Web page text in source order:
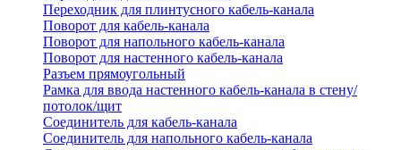
Переходник для плинтусного кабель-канала
Поворот для кабель-канала
Поворот для напольного кабель-канала
Поворот для настенного кабель-канала
Разъем прямоугольный
Рамка для ввода настенного кабель-канала в стену/
потолок/щит
Соединитель для кабель-канала
Соединитель для напольного кабель-канала